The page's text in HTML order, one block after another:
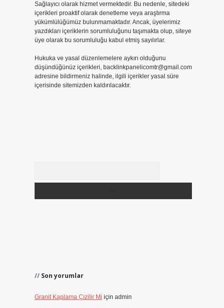
Sağlayıcı olarak hizmet vermektedir. Bu nedenle, sitedeki
içerikleri proaktif olarak denetleme veya araştırma
yükümlülüğümüz bulunmamaktadır. Ancak, üyelerimiz
yazdıkları içeriklerin sorumluluğunu taşımakta olup, siteye
üye olarak bu sorumluluğu kabul etmiş sayılırlar.
Hukuka ve yasal düzenlemelere aykırı olduğunu
düşündüğünüz içerikleri, backlinkpanelicomtr@gmail.com
adresine bildirmeniz halinde, ilgili içerikler yasal süre
içerisinde sitemizden kaldırılacaktır.
Son yorumlar
Granit Kaplama Çizilir Mi için admin